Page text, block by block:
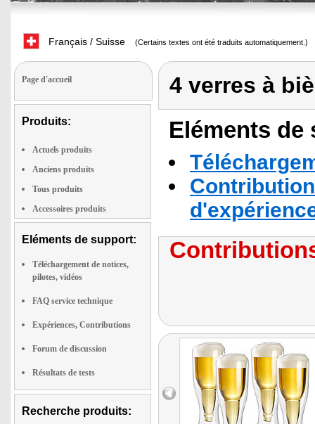
Français / Suisse (Certains textes ont été traduits automatiquement.)
Page d'accueil
Produits:
Actuels produits
Anciens produits
Tous produits
Accessoires produits
Eléments de support:
Téléchargement de notices,
pilotes, vidéos
FAQ service technique
Expériences, Contributions
Forum de discussion
Résultats de tests
Recherche produits:
4 verres à
Eléments